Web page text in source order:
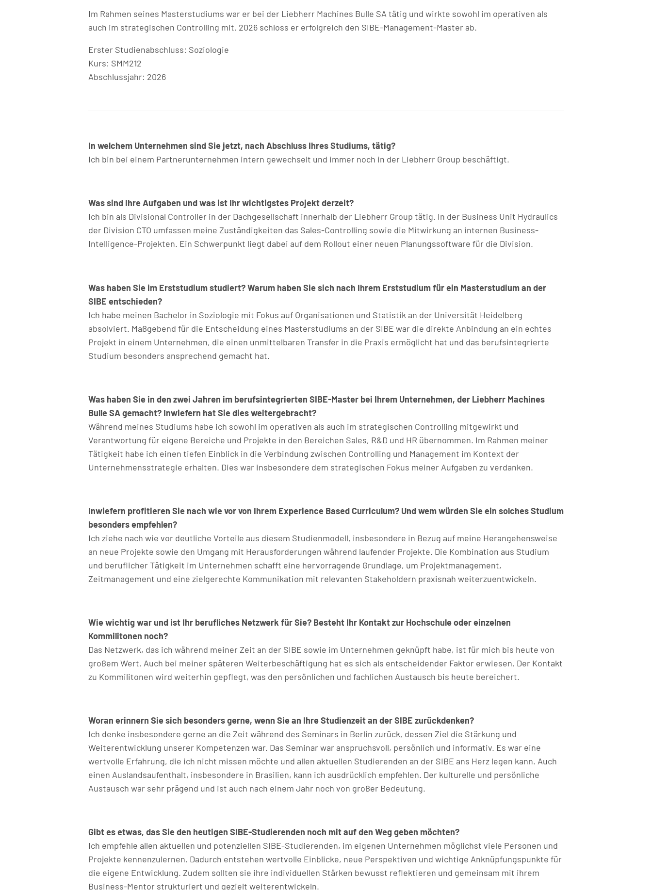
Im Rahmen seines Masterstudiums war er bei der Liebherr Machines Bulle SA tätig und wirkte sowohl im operativen als
auch im strategischen Controlling mit. 2026 schloss er erfolgreich den SIBE-Management-Master ab.
Erster Studienabschluss: Soziologie
Kurs: SMM212
Abschlussjahr: 2026
In welchem Unternehmen sind Sie jetzt, nach Abschluss Ihres Studiums, tätig?
Ich bin bei einem Partnerunternehmen intern gewechselt und immer noch in der Liebherr Group beschäftigt.
Was sind Ihre Aufgaben und was ist Ihr wichtigstes Projekt derzeit?
Ich bin als Divisional Controller in der Dachgesellschaft innerhalb der Liebherr Group tätig. In der Business Unit Hydraulics
der Division CTO umfassen meine Zuständigkeiten das Sales-Controlling sowie die Mitwirkung an internen Business-
Intelligence-Projekten. Ein Schwerpunkt liegt dabei auf dem Rollout einer neuen Planungssoftware für die Division.
Was haben Sie im Erststudium studiert? Warum haben Sie sich nach Ihrem Erststudium für ein Masterstudium an der
SIBE entschieden?
Ich habe meinen Bachelor in Soziologie mit Fokus auf Organisationen und Statistik an der Universität Heidelberg
absolviert. Maßgebend für die Entscheidung eines Masterstudiums an der SIBE war die direkte Anbindung an ein echtes
Projekt in einem Unternehmen, die einen unmittelbaren Transfer in die Praxis ermöglicht hat und das berufsintegrierte
Studium besonders ansprechend gemacht hat.
Was haben Sie in den zwei Jahren im berufsintegrierten SIBE-Master bei Ihrem Unternehmen, der Liebherr Machines
Bulle SA gemacht? Inwiefern hat Sie dies weitergebracht?
Während meines Studiums habe ich sowohl im operativen als auch im strategischen Controlling mitgewirkt und
Verantwortung für eigene Bereiche und Projekte in den Bereichen Sales, R&D und HR übernommen. Im Rahmen meiner
Tätigkeit habe ich einen tiefen Einblick in die Verbindung zwischen Controlling und Management im Kontext der
Unternehmensstrategie erhalten. Dies war insbesondere dem strategischen Fokus meiner Aufgaben zu verdanken.
Inwiefern profitieren Sie nach wie vor von Ihrem Experience Based Curriculum? Und wem würden Sie ein solches Studium
besonders empfehlen?
Ich ziehe nach wie vor deutliche Vorteile aus diesem Studienmodell, insbesondere in Bezug auf meine Herangehensweise
an neue Projekte sowie den Umgang mit Herausforderungen während laufender Projekte. Die Kombination aus Studium
und beruflicher Tätigkeit im Unternehmen schafft eine hervorragende Grundlage, um Projektmanagement,
Zeitmanagement und eine zielgerechte Kommunikation mit relevanten Stakeholdern praxisnah weiterzuentwickeln.
Wie wichtig war und ist Ihr berufliches Netzwerk für Sie? Besteht Ihr Kontakt zur Hochschule oder einzelnen
Kommilitonen noch?
Das Netzwerk, das ich während meiner Zeit an der SIBE sowie im Unternehmen geknüpft habe, ist für mich bis heute von
großem Wert. Auch bei meiner späteren Weiterbeschäftigung hat es sich als entscheidender Faktor erwiesen. Der Kontakt
zu Kommilitonen wird weiterhin gepflegt, was den persönlichen und fachlichen Austausch bis heute bereichert.
Woran erinnern Sie sich besonders gerne, wenn Sie an Ihre Studienzeit an der SIBE zurückdenken?
Ich denke insbesondere gerne an die Zeit während des Seminars in Berlin zurück, dessen Ziel die Stärkung und
Weiterentwicklung unserer Kompetenzen war. Das Seminar war anspruchsvoll, persönlich und informativ. Es war eine
wertvolle Erfahrung, die ich nicht missen möchte und allen aktuellen Studierenden an der SIBE ans Herz legen kann. Auch
einen Auslandsaufenthalt, insbesondere in Brasilien, kann ich ausdrücklich empfehlen. Der kulturelle und persönliche
Austausch war sehr prägend und ist auch nach einem Jahr noch von großer Bedeutung.
Gibt es etwas, das Sie den heutigen SIBE-Studierenden noch mit auf den Weg geben möchten?
Ich empfehle allen aktuellen und potenziellen SIBE-Studierenden, im eigenen Unternehmen möglichst viele Personen und
Projekte kennenzulernen. Dadurch entstehen wertvolle Einblicke, neue Perspektiven und wichtige Anknüpfungspunkte für
die eigene Entwicklung. Zudem sollten sie ihre individuellen Stärken bewusst reflektieren und gemeinsam mit ihrem
Business-Mentor strukturiert und gezielt weiterentwickeln.